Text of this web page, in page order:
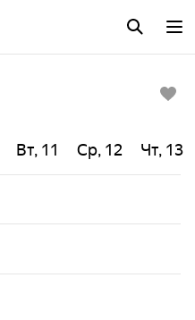
Вт, 11 Ср, 12 Чт, 13